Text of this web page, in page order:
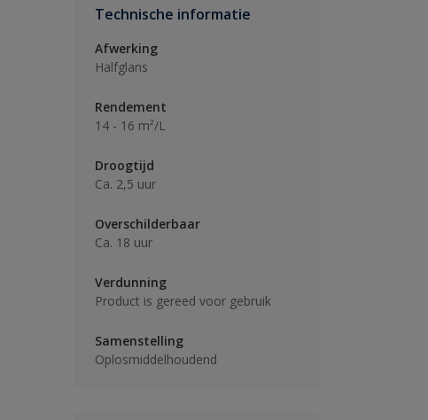
Technische informatie
Afwerking
Halfglans
Rendement
14 - 16 m²/L
Droogtijd
Ca. 2,5 uur
Overschilderbaar
Ca. 18 uur
Verdunning
Product is gereed voor gebruik
Samenstelling
Oplosmiddelhoudend